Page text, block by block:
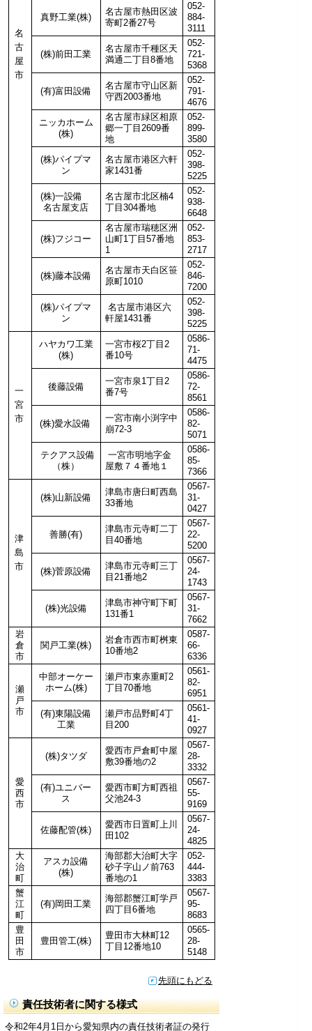
名
古
屋
市
真野工業(株)
名古屋市熱田区波
寄町2番27号
052-
884-
3111
(株)前田工業
名古屋市千種区天
満通二丁目8番地
052-
721-
5368
(有)富田設備
名古屋市守山区新
守西2003番地
052-
791-
4676
ニッカホーム
(株)
名古屋市緑区相原
郷一丁目2609番
地
052-
899-
3580
(株)パイプマ
ン
名古屋市港区六軒
家1431番
052-
398-
5225
(株)一設備
名古屋支店
名古屋市北区楠4
丁目304番地
052-
938-
6648
(株)フジコー
名古屋市瑞穂区洲
山町1丁目57番地
1
052-
853-
2717
(株)藤本設備
名古屋市天白区笹
原町1010
052-
846-
7200
(株)パイプマ
ン
名古屋市港区六
軒屋1431番
052-
398-
5225
一
宮
市
ハヤカワ工業
(株)
一宮市桜2丁目2
番10号
0586-
71-
4475
後藤設備
一宮市泉1丁目2
番7号
0586-
72-
8561
(株)愛水設備
一宮市南小渕字中
崩72-3
0586-
82-
5071
テクアス設備
（株）
一宮市明地字金
屋敷７４番地１
0586-
85-
7366
津
島
市
(株)山新設備
津島市唐臼町西島
33番地
0567-
31-
0427
善勝(有)
津島市元寺町二丁
目40番地
0567-
22-
5200
(株)菅原設備
津島市元寺町三丁
目21番地2
0567-
24-
1743
(株)光設備
津島市神守町下町
131番1
0567-
31-
7662
岩
倉
市
関戸工業(株)
岩倉市西市町桝東
10番地2
0587-
66-
6336
瀬
戸
市
中部オーケー
ホーム(株)
瀬戸市東赤重町2
丁目70番地
0561-
82-
6951
(有)東陽設備
工業
瀬戸市品野町4丁
目200
0561-
41-
0927
愛
西
市
(株)タツダ
愛西市戸倉町中屋
敷39番地の2
0567-
28-
3332
(有)ユニバー
ス
愛西市町方町西祖
父池24-3
0567-
55-
9169
佐藤配管(株)
愛西市日置町上川
田102
0567-
24-
4825
大
治
町
アスカ設備
(株)
海部郡大治町大字
砂子字山ノ前763
番地の1
052-
444-
3383
蟹
江
町
(有)岡田工業
海部郡蟹江町学戸
四丁目6番地
0567-
95-
8683
豊
田
市
豊田管工(株)
豊田市大林町12
丁目12番地10
0565-
28-
5148
先頭にもどる
責任技術者に関する様式
令和2年4月1日から愛知県内の責任技術者証の発行